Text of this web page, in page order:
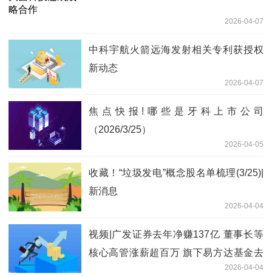
2026-04-07
中科宇航火箭远海发射相关专利获授权
新动态
2026-04-07
焦点快报!哪些是牙科上市公司
（2026/3/25）
2026-04-05
收藏！“垃圾发电”概念股名单梳理(3/25)|
新消息
2026-04-04
视频|广发证券去年净赚137亿 董事长等
核心高管涨薪超百万 旗下易方达基金去
2026-04-04